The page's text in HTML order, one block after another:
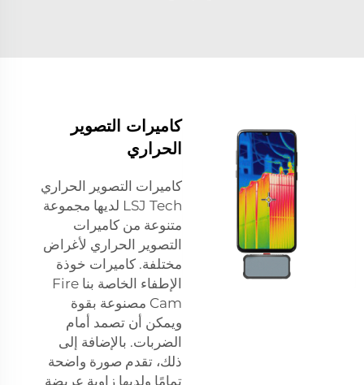
كاميرات التصوير
الحراري
كاميرات التصوير الحراري
LSJ Tech لديها مجموعة
متنوعة من كاميرات
التصوير الحراري لأغراض
مختلفة. كاميرات خوذة
الإطفاء الخاصة بنا Fire
Cam مصنوعة بقوة
ويمكن أن تصمد أمام
الضربات. بالإضافة إلى
ذلك، تقدم صورة واضحة
تمامًا ولديها زاوية عريضة